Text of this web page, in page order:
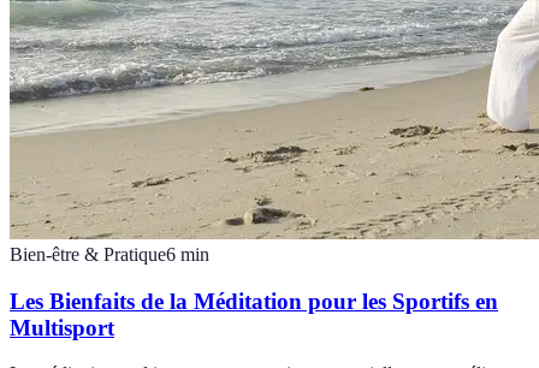
Bien-être & Pratique6 min
Les Bienfaits de la Méditation pour les Sportifs en
Multisport